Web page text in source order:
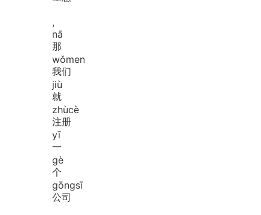
,
nā
那
wǒmen
我们
jiù
就
zhùcè
注册
yī
一
gè
个
gōngsī
公司